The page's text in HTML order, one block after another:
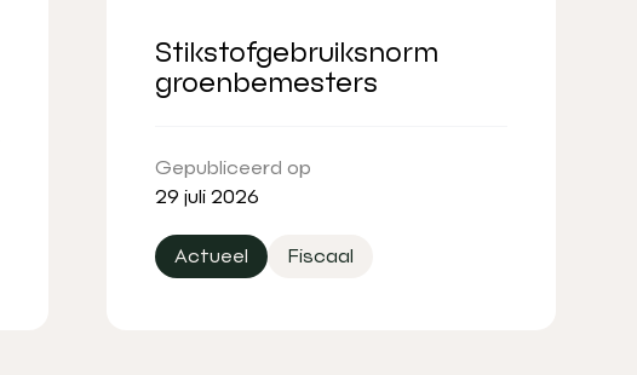
Stikstofgebruiksnorm
groenbemesters
Gepubliceerd op
29 juli 2026
Actueel Fiscaal